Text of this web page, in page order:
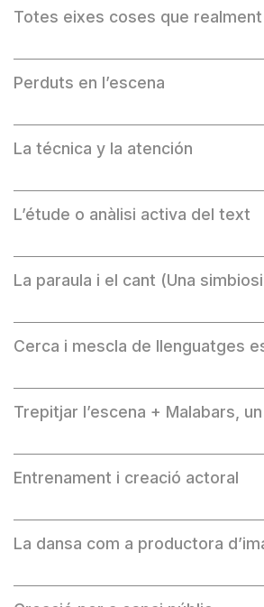
Totes eixes coses que
Perduts en l’escena
La técnica y la atención
L’étude o anàlisi activa del text
La paraula i el cant (Una
Cerca i mescla de llenguatges
Trepitjar l’escena + Malabars,
Entrenament i creació actoral
La dansa com a productora